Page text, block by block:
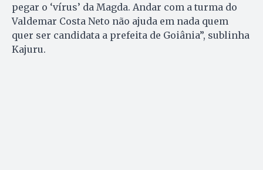
pegar o ‘vírus’ da Magda. Andar com a turma do
Valdemar Costa Neto não ajuda em nada quem
quer ser candidata a prefeita de Goiânia”, sublinha
Kajuru.